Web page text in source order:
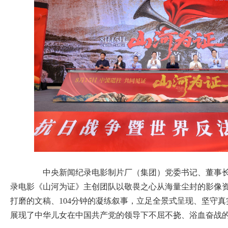
中央新闻纪录电影制片厂（集团）党委书记、董事
录电影《山河为证》主创团队以敬畏之心从海量尘封的影像
打磨的文稿、104分钟的凝练叙事，立足全景式呈现、坚守
展现了中华儿女在中国共产党的领导下不屈不挠、浴血奋战